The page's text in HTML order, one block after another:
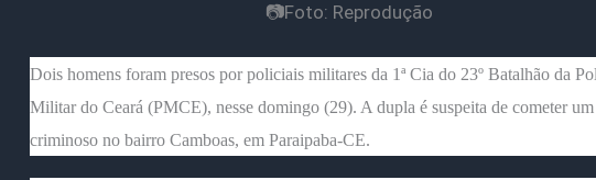
📷Foto: Reprodução
Dois homens foram presos por policiais militares da 1ª Cia do 23º Batalhão da
Militar do Ceará (PMCE), nesse domingo (29). A dupla é suspeita de cometer
criminoso no bairro Camboas, em Paraipaba-CE.